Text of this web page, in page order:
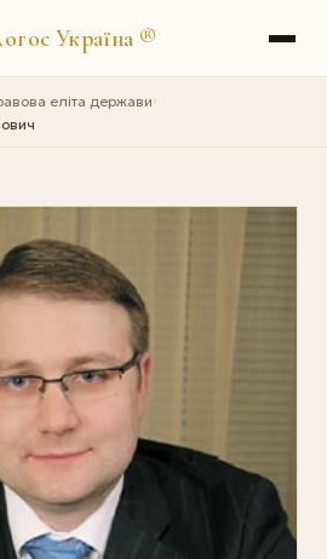
Україна ®
еліта держави›